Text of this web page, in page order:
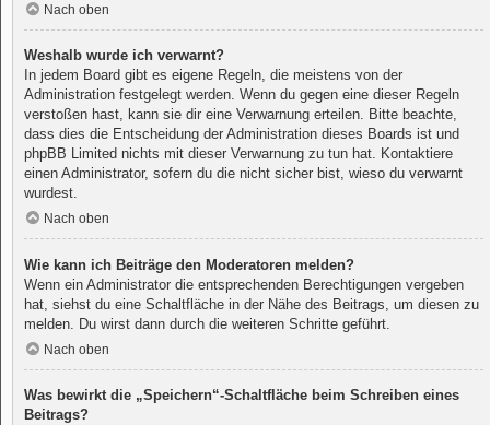
Nach oben
Weshalb wurde ich verwarnt?
In jedem Board gibt es eigene Regeln, die meistens von der
Administration festgelegt werden. Wenn du gegen eine dieser Regeln
verstoßen hast, kann sie dir eine Verwarnung erteilen. Bitte beachte,
dass dies die Entscheidung der Administration dieses Boards ist und
phpBB Limited nichts mit dieser Verwarnung zu tun hat. Kontaktiere
einen Administrator, sofern du die nicht sicher bist, wieso du verwarnt
wurdest.
Nach oben
Wie kann ich Beiträge den Moderatoren melden?
Wenn ein Administrator die entsprechenden Berechtigungen vergeben
hat, siehst du eine Schaltfläche in der Nähe des Beitrags, um diesen zu
melden. Du wirst dann durch die weiteren Schritte geführt.
Nach oben
Was bewirkt die „Speichern“-Schaltfläche beim Schreiben eines
Beitrags?